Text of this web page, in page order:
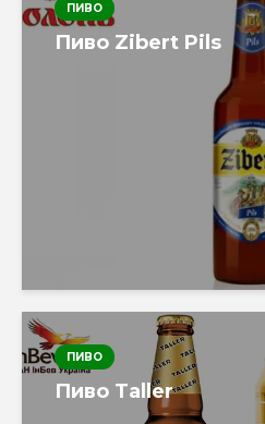
ПИВО
Пиво Zibert Pils
ПИВО
Пиво Taller